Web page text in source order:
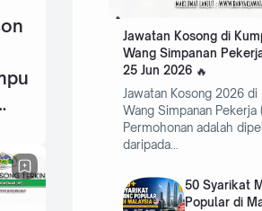
Jawatan Kosong di
Wang Simpanan
25 Jun 2026
Jawatan Kosong 2026 di
Wang Simpanan Pekerja
Permohonan adalah
daripada…
50 Syarikat
Popular di